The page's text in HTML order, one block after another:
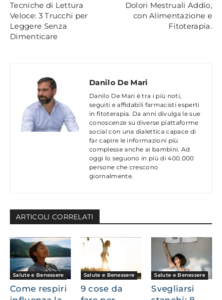
Tecniche di Lettura
Veloce: 3 Trucchi per
Leggere Senza
Dimenticare
Dolori Mestruali Addio,
con Alimentazione e
Fitoterapia.
Danilo De Mari
Danilo De Mari è tra i più noti,
seguiti e affidabili farmacisti esperti
in fitoterapia. Da anni divulga le sue
conoscenze su diverse piattaforme
social con una dialettica capace di
far capire le informazioni più
complesse anche ai bambini. Ad
oggi lo seguono in più di 400.000
persone che crescono
giornalmente.
ARTICOLl CORRELATI
Salute e Benessere
Come respiri
Salute e Benessere
9 cose da
Salute e Benessere
Svegliarsi